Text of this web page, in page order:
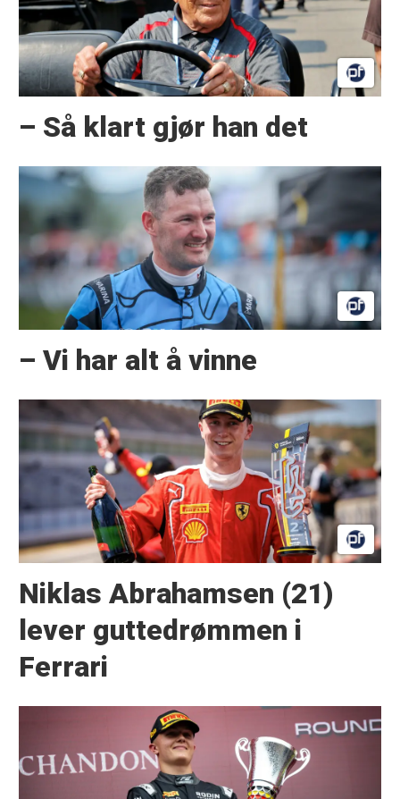
– Så klart gjør han det
– Vi har alt å vinne
Niklas Abrahamsen (21)
lever guttedrømmen i
Ferrari